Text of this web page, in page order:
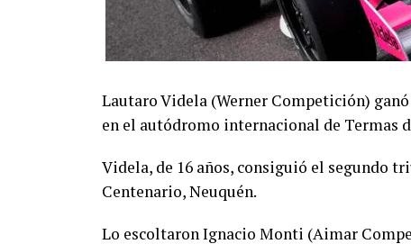
Lautaro Videla (Werner Competición)
en el autódromo internacional de Termas
Videla, de 16 años, consiguió el segundo
Centenario, Neuquén.
Lo escoltaron Ignacio Monti (Aimar